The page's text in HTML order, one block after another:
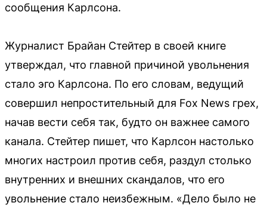
сообщения Карлсона.
Журналист Брайан Стейтер в своей книге
утверждал, что главной причиной увольнения
стало эго Карлсона. По его словам, ведущий
совершил непростительный для Fox News грех,
начав вести себя так, будто он важнее самого
канала. Стейтер пишет, что Карлсон настолько
многих настроил против себя, раздул столько
внутренних и внешних скандалов, что его
увольнение стало неизбежным. «Дело было не